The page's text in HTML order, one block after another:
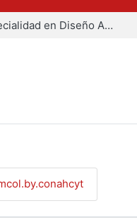
Especialidad en Diseño Ambiental